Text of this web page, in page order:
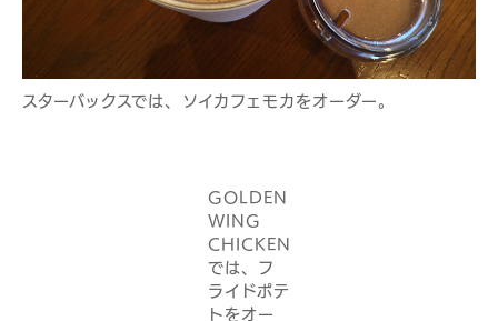
スターバックスでは、ソイカフェモカをオーダー。
GOLDEN
WING
CHICKEN
では、フ
ライドポテ
トをオー